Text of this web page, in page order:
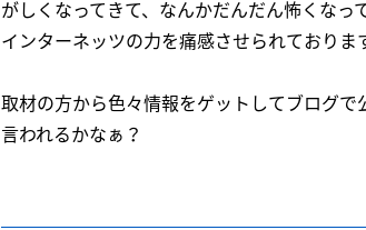
がしくなってきて、なんかだんだん怖くなっ
インターネッツの力を痛感させられておりま
取材の方から色々情報をゲットしてブログ
言われるかなぁ？